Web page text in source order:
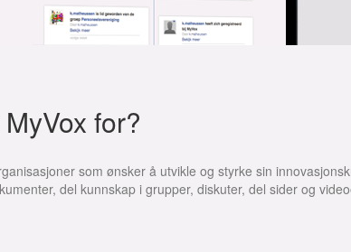
for?
som ønsker å utvikle og styrke sin
del kunnskap i grupper, diskuter, del sider og